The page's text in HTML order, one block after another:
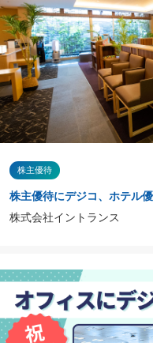
株主優待
株主優待にデジコ、ホテル
株式会社イントランス